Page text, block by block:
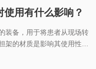
用有什么影响？
装备，用于将患者从现场转
架的材质是影响其使用性能
择救护车担架时，应根据具